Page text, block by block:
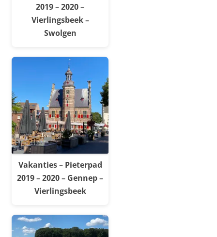
2019 – 2020 –
Vierlingsbeek –
Swolgen
Vakanties – Pieterpad
2019 – 2020 – Gennep –
Vierlingsbeek